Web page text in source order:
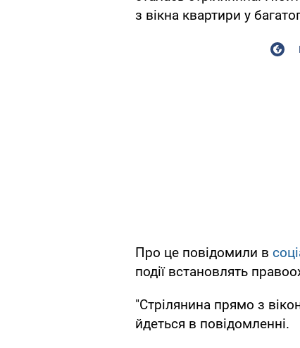
з вікна квартири у
Про це повідомили в
події встановлять
"Стрілянина прямо з
йдеться в повідомленні.